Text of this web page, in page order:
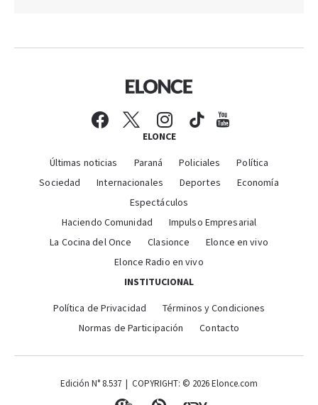
ELONCE
Últimas noticias Paraná Policiales
Política
Sociedad
Internacionales Deportes
Economía
Espectáculos
Haciendo Comunidad
Impulso Empresarial
La Cocina del Once
Clasionce
Elonce en vivo
Elonce Radio en vivo
INSTITUCIONAL
Política de Privacidad
Términos y Condiciones
Normas de Participación
Contacto
Edición N° 8.537 | COPYRIGHT: © 2026 Elonce.com